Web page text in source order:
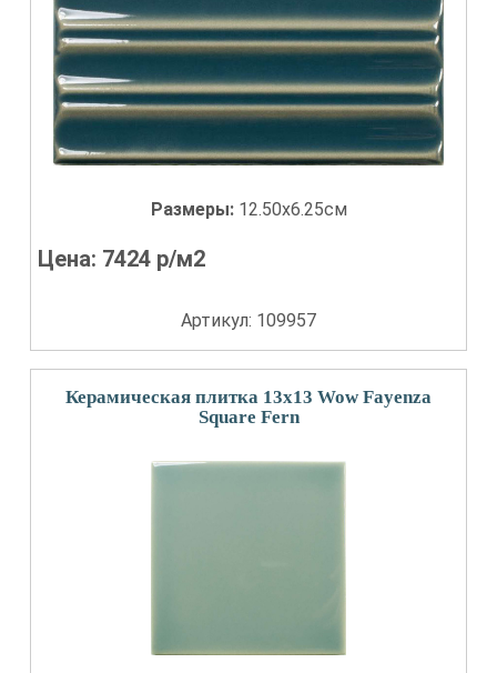
Размеры: 12.50x6.25см
Цена: 7424 р/м2
Артикул: 109957
Керамическая плитка 13x13 Wow Fayenza
Square Fern